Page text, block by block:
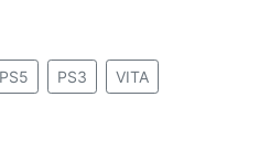
PS5 PS3 VITA